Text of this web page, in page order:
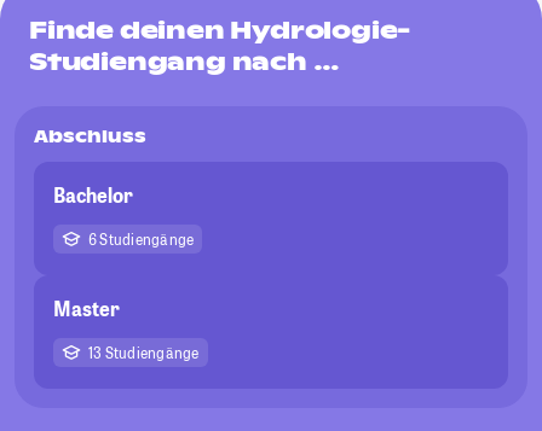
Finde deinen Hydrologie-
Studiengang nach …
Abschluss
Bachelor
6 Studiengänge
Master
13 Studiengänge